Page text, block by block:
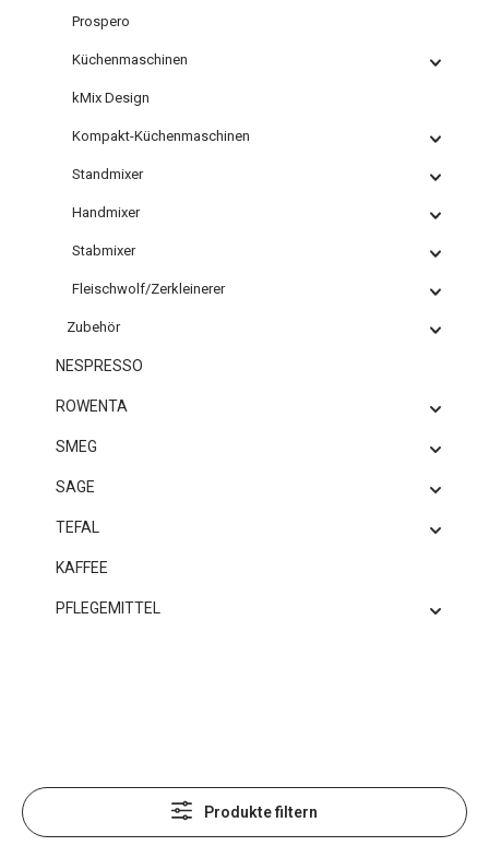
Prospero
Küchenmaschinen
kMix Design
Kompakt-Küchenmaschinen
Standmixer
Handmixer
Stabmixer
Fleischwolf/Zerkleinerer
Zubehör
NESPRESSO
ROWENTA
SMEG
SAGE
TEFAL
KAFFEE
PFLEGEMITTEL
Produkte filtern